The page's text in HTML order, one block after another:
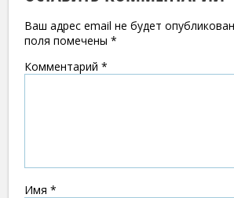
Ваш адрес email не будет
поля помечены *
Комментарий *
Имя *